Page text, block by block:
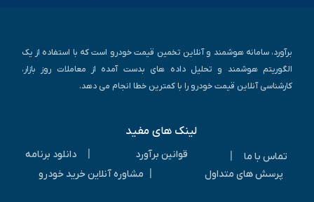
برآورد، سامانه هوشمند و آنلاین تخمین قیمت خودرو است که با استفاده از یک
الگوریتم هوشمند و تحلیل داده های بدست آمده از معاملات روز بازار،
کارشناسی آنلاین قیمت خودرو را با کمترین خطا انجام می دهد.
لینک های مفید
تماس با ما قوانین برآورد
دانلود برنامه
پرسش های متداول
مشاوره آنلاین خرید خودرو